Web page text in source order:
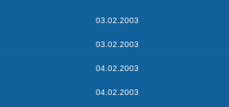
03.02.2003
03.02.2003
04.02.2003
04.02.2003